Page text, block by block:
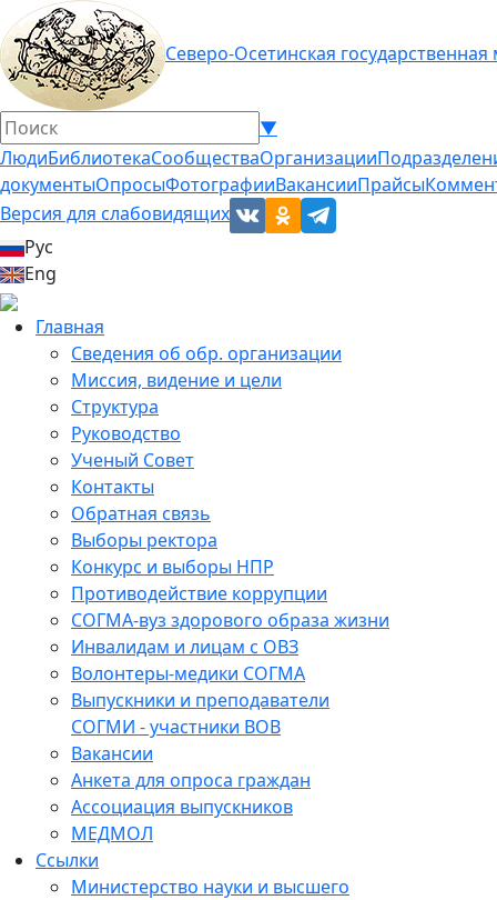
Северо-Осетинская
▼
ЛюдиБиблиотекаСообществаОрганизации
документыОпросыФотографииВакансииПрайсы
Версия для слабовидящих
Рус
Eng
Главная
Сведения об обр. организации
Миссия, видение и цели
Структура
Руководство
Ученый Совет
Контакты
Обратная связь
Выборы ректора
Конкурс и выборы НПР
Противодействие коррупции
СОГМА-вуз здорового образа жизни
Инвалидам и лицам с ОВЗ
Волонтеры-медики СОГМА
Выпускники и преподаватели
СОГМИ - участники ВОВ
Вакансии
Анкета для опроса граждан
Ассоциация выпускников
МЕДМОЛ
Ссылки
Министерство науки и высшего